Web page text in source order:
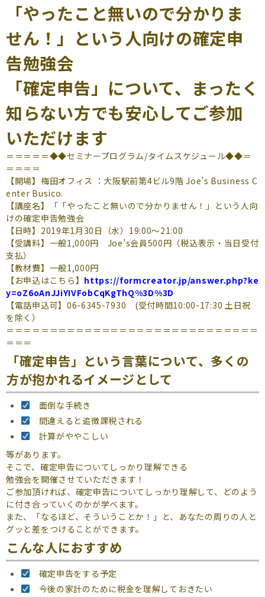
（会員専用）
お申し込み お問い合わせ
「やったこと無いので分かりま
せん！」という人向けの確定申
告勉強会
「確定申告」について、まったく
知らない方でも安心してご参加
いただけます
＝＝＝＝＝◆◆セミナープログラム/タイムスケジュール◆◆＝
＝＝＝＝
【開場】梅田オフィス ：大阪駅前第4ビル9階 Joe’s Business C
enter Busico.
【講座名】「「やったこと無いので分かりません！」という人向
けの確定申告勉強会
【日時】2019年1月30日（水）19:00～21:00
【受講料】一般1,000円 Joe’s会員500円（税込表示・当日受付
支払）
【教材費】一般1,000円
【お申込はこちら】 https://formcreator.jp/answer.php?ke
y=oZ6oAnJJiYIVFobCqKgThQ%3D%3D
【電話申込可】06-6345-7930 (受付時間10:00-17:30 土日祝
を除く）
＝＝＝＝＝＝＝＝＝＝＝＝＝＝＝＝＝＝＝＝＝＝＝＝＝＝＝＝＝
＝＝＝
「確定申告」という言葉について、多くの
方が抱かれるイメージとして
面倒な手続き
間違えると追徴課税される
計算がややこしい
等があります。
そこで、確定申告についてしっかり理解できる
勉強会を開催させていただきます！
ご参加頂ければ、確定申告についてしっかり理解して、どのよう
に付き合っていくのかが学べます。
また、「なるほど、そういうことか！」と、あなたの周りの人と
グッと差をつけることができます。
こんな人におすすめ
確定申告をする予定
今後の家計のために税金を理解しておきたい